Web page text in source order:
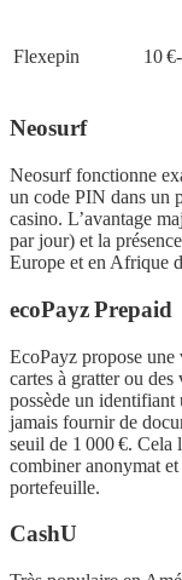
Flexepin 10
Neosurf
Neosurf fonctionne
un code PIN dans un
casino. L’avantage
par jour) et la
Europe et en Afrique
ecoPayz Prepaid
EcoPayz propose une
cartes à gratter ou
possède un
jamais fournir de
seuil de 1 000 €. Cela
combiner anonymat
portefeuille.
CashU